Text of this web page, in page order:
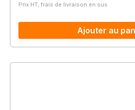
Prix HT, frais de livraison en sus
Ajouter au